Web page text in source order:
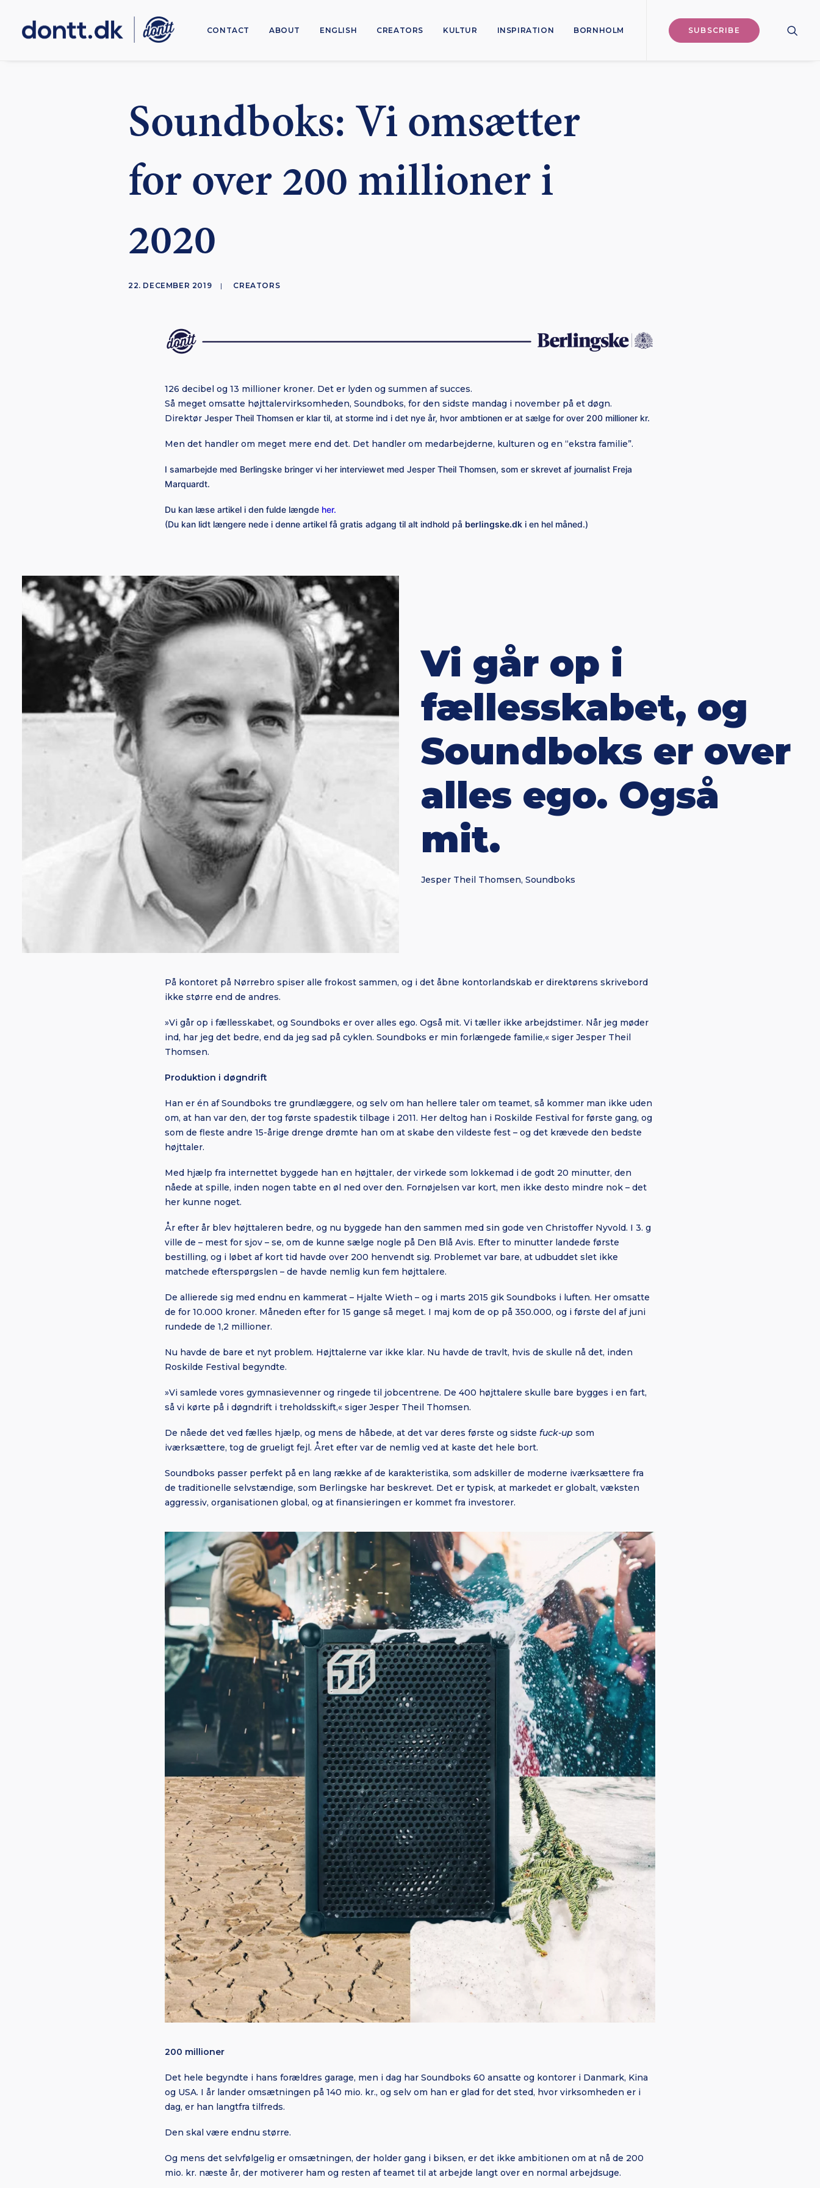
CONTACT ABOUT ENGLISH CREATORS KULTUR INSPIRATION BORNHOLM SUBSCRIBE
Soundboks: Vi omsætter
for over 200 millioner i
2020
22. DECEMBER 2019 | CREATORS
126 decibel og 13 millioner kroner. Det er lyden og summen af succes.
Så meget omsatte højttalervirksomheden, Soundboks, for den sidste mandag i november på et døgn.
Direktør Jesper Theil Thomsen er klar til, at storme ind i det nye år, hvor ambtionen er at sælge for over 200 millioner kr.
Men det handler om meget mere end det. Det handler om medarbejderne, kulturen og en “ekstra familie”.
I samarbejde med Berlingske bringer vi her interviewet med Jesper Theil Thomsen, som er skrevet af journalist Freja
Marquardt.
Du kan læse artikel i den fulde længde her.
(Du kan lidt længere nede i denne artikel få gratis adgang til alt indhold på berlingske.dk i en hel måned.)
Vi går op i
fællesskabet, og
Soundboks er over
alles ego. Også
mit.
Jesper Theil Thomsen, Soundboks
På kontoret på Nørrebro spiser alle frokost sammen, og i det åbne kontorlandskab er direktørens skrivebord
ikke større end de andres.
»Vi går op i fællesskabet, og Soundboks er over alles ego. Også mit. Vi tæller ikke arbejdstimer. Når jeg møder
ind, har jeg det bedre, end da jeg sad på cyklen. Soundboks er min forlængede familie,« siger Jesper Theil
Thomsen.
Produktion i døgndrift
Han er én af Soundboks tre grundlæggere, og selv om han hellere taler om teamet, så kommer man ikke uden
om, at han var den, der tog første spadestik tilbage i 2011. Her deltog han i Roskilde Festival for første gang, og
som de fleste andre 15-årige drenge drømte han om at skabe den vildeste fest – og det krævede den bedste
højttaler.
Med hjælp fra internettet byggede han en højttaler, der virkede som lokkemad i de godt 20 minutter, den
nåede at spille, inden nogen tabte en øl ned over den. Fornøjelsen var kort, men ikke desto mindre nok – det
her kunne noget.
År efter år blev højttaleren bedre, og nu byggede han den sammen med sin gode ven Christoffer Nyvold. I 3. g
ville de – mest for sjov – se, om de kunne sælge nogle på Den Blå Avis. Efter to minutter landede første
bestilling, og i løbet af kort tid havde over 200 henvendt sig. Problemet var bare, at udbuddet slet ikke
matchede efterspørgslen – de havde nemlig kun fem højttalere.
De allierede sig med endnu en kammerat – Hjalte Wieth – og i marts 2015 gik Soundboks i luften. Her omsatte
de for 10.000 kroner. Måneden efter for 15 gange så meget. I maj kom de op på 350.000, og i første del af juni
rundede de 1,2 millioner.
Nu havde de bare et nyt problem. Højttalerne var ikke klar. Nu havde de travlt, hvis de skulle nå det, inden
Roskilde Festival begyndte.
»Vi samlede vores gymnasievenner og ringede til jobcentrene. De 400 højttalere skulle bare bygges i en fart,
så vi kørte på i døgndrift i treholdsskift,« siger Jesper Theil Thomsen.
De nåede det ved fælles hjælp, og mens de håbede, at det var deres første og sidste fuck-up som
iværksættere, tog de grueligt fejl. Året efter var de nemlig ved at kaste det hele bort.
Soundboks passer perfekt på en lang række af de karakteristika, som adskiller de moderne iværksættere fra
de traditionelle selvstændige, som Berlingske har beskrevet. Det er typisk, at markedet er globalt, væksten
aggressiv, organisationen global, og at finansieringen er kommet fra investorer.
200 millioner
Det hele begyndte i hans forældres garage, men i dag har Soundboks 60 ansatte og kontorer i Danmark, Kina
og USA. I år lander omsætningen på 140 mio. kr., og selv om han er glad for det sted, hvor virksomheden er i
dag, er han langtfra tilfreds.
Den skal være endnu større.
Og mens det selvfølgelig er omsætningen, der holder gang i biksen, er det ikke ambitionen om at nå de 200
mio. kr. næste år, der motiverer ham og resten af teamet til at arbejde langt over en normal arbejdsuge.